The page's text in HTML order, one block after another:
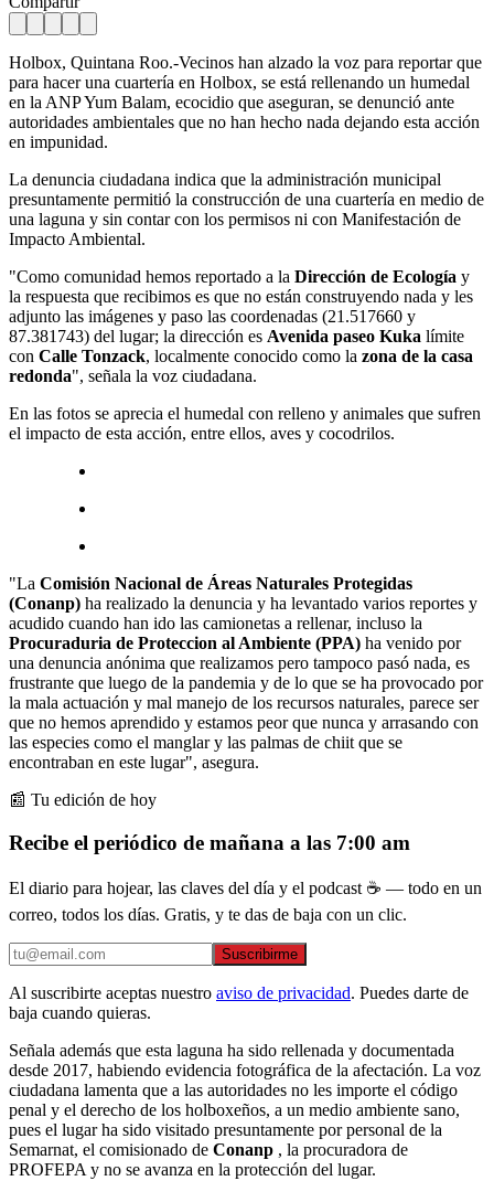
Holbox, Quintana Roo.-Vecinos han alzado la voz para reportar que
para hacer una cuartería en Holbox, se está rellenando un humedal
en la ANP Yum Balam, ecocidio que aseguran, se denunció ante
autoridades ambientales que no han hecho nada dejando esta acción
en impunidad.
La denuncia ciudadana indica que la administración municipal
presuntamente permitió la construcción de una cuartería en medio de
una laguna y sin contar con los permisos ni con Manifestación de
Impacto Ambiental.
"Como comunidad hemos reportado a la Dirección de Ecología y
la respuesta que recibimos es que no están construyendo nada y les
adjunto las imágenes y paso las coordenadas (21.517660 y
87.381743) del lugar; la dirección es Avenida paseo Kuka límite
con Calle Tonzack, localmente conocido como la zona de la casa
redonda", señala la voz ciudadana.
En las fotos se aprecia el humedal con relleno y animales que sufren
el impacto de esta acción, entre ellos, aves y cocodrilos.
"La Comisión Nacional de Áreas Naturales Protegidas
(Conanp) ha realizado la denuncia y ha levantado varios reportes y
acudido cuando han ido las camionetas a rellenar, incluso la
Procuraduria de Proteccion al Ambiente (PPA) ha venido por
una denuncia anónima que realizamos pero tampoco pasó nada, es
frustrante que luego de la pandemia y de lo que se ha provocado por
la mala actuación y mal manejo de los recursos naturales, parece ser
que no hemos aprendido y estamos peor que nunca y arrasando con
las especies como el manglar y las palmas de chiit que se
encontraban en este lugar", asegura.
📰 Tu edición de hoy
Recibe el periódico de mañana a las 7:00 am
El diario para hojear, las claves del día y el podcast ☕ — todo en un
correo, todos los días. Gratis, y te das de baja con un clic.
Suscribirme
Al suscribirte aceptas nuestro aviso de privacidad. Puedes darte de
baja cuando quieras.
Señala además que esta laguna ha sido rellenada y documentada
desde 2017, habiendo evidencia fotográfica de la afectación. La voz
ciudadana lamenta que a las autoridades no les importe el código
penal y el derecho de los holboxeños, a un medio ambiente sano,
pues el lugar ha sido visitado presuntamente por personal de la
Semarnat, el comisionado de Conanp , la procuradora de
PROFEPA y no se avanza en la protección del lugar.